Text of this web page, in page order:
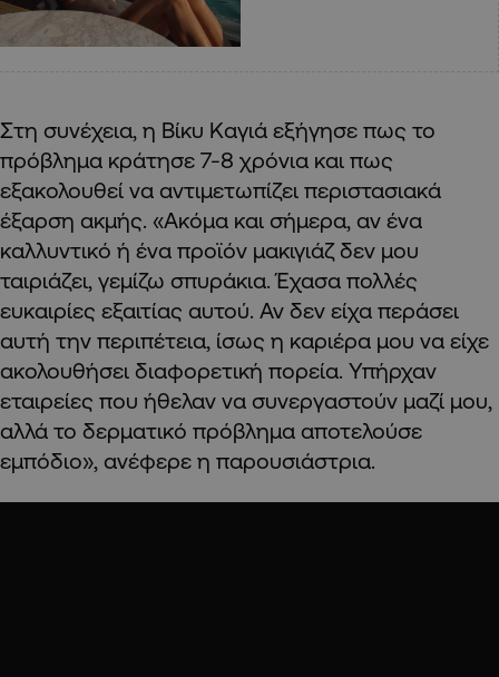
Στη συνέχεια, η Βίκυ Καγιά εξήγησε πως το
πρόβλημα κράτησε 7-8 χρόνια και πως
εξακολουθεί να αντιμετωπίζει περιστασιακά
έξαρση ακμής. «Ακόμα και σήμερα, αν ένα
καλλυντικό ή ένα προϊόν μακιγιάζ δεν μου
ταιριάζει, γεμίζω σπυράκια. Έχασα πολλές
ευκαιρίες εξαιτίας αυτού. Αν δεν είχα περάσει
αυτή την περιπέτεια, ίσως η καριέρα μου να είχε
ακολουθήσει διαφορετική πορεία. Υπήρχαν
εταιρείες που ήθελαν να συνεργαστούν μαζί μου,
αλλά το δερματικό πρόβλημα αποτελούσε
εμπόδιο», ανέφερε η παρουσιάστρια.